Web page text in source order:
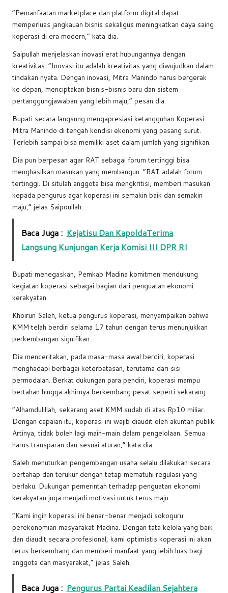
“Pemanfaatan marketplace dan platform digital dapat
memperluas jangkauan bisnis sekaligus meningkatkan daya saing
koperasi di era modern,” kata dia.
Saipullah menjelaskan inovasi erat hubungannya dengan
kreativitas. “Inovasi itu adalah kreativitas yang diwujudkan dalam
tindakan nyata. Dengan inovasi, Mitra Manindo harus bergerak
ke depan, menciptakan bisnis-bisnis baru dan sistem
pertanggungjawaban yang lebih maju,” pesan dia.
Bupati secara langsung mengapresiasi ketangguhan Koperasi
Mitra Manindo di tengah kondisi ekonomi yang pasang surut.
Terlebih sampai bisa memiliki aset dalam jumlah yang signifikan.
Dia pun berpesan agar RAT sebagai forum tertinggi bisa
menghasilkan masukan yang membangun. “RAT adalah forum
tertinggi. Di situlah anggota bisa mengkritisi, memberi masukan
kepada pengurus agar koperasi ini semakin baik dan semakin
maju,” jelas Saipoullah.
Baca Juga : Kejatisu Dan KapoldaTerima
Langsung Kunjungan Kerja Komisi III DPR RI
Bupati menegaskan, Pemkab Madina komitmen mendukung
kegiatan koperasi sebagai bagian dari penguatan ekonomi
kerakyatan.
Khoirun Saleh, ketua pengurus koperasi, menyampaikan bahwa
KMM telah berdiri selama 17 tahun dengan terus menunjukkan
perkembangan signifikan.
Dia menceritakan, pada masa-masa awal berdiri, koperasi
menghadapi berbagai keterbatasan, terutama dari sisi
permodalan. Berkat dukungan para pendiri, koperasi mampu
bertahan hingga akhirnya berkembang pesat seperti sekarang.
“Alhamdulillah, sekarang aset KMM sudah di atas Rp10 miliar.
Dengan capaian itu, koperasi ini wajib diaudit oleh akuntan publik.
Artinya, tidak boleh lagi main-main dalam pengelolaan. Semua
harus transparan dan sesuai aturan,” kata dia.
Saleh menuturkan pengembangan usaha selalu dilakukan secara
bertahap dan terukur dengan tetap mematuhi regulasi yang
berlaku. Dukungan pemerintah terhadap penguatan ekonomi
kerakyatan juga menjadi motivasi untuk terus maju.
“Kami ingin koperasi ini benar-benar menjadi sokoguru
perekonomian masyarakat Madina. Dengan tata kelola yang baik
dan diaudit secara profesional, kami optimistis koperasi ini akan
terus berkembang dan memberi manfaat yang lebih luas bagi
anggota dan masyarakat,” jelas Saleh.
Baca Juga : Pengurus Partai Keadilan Sejahtera